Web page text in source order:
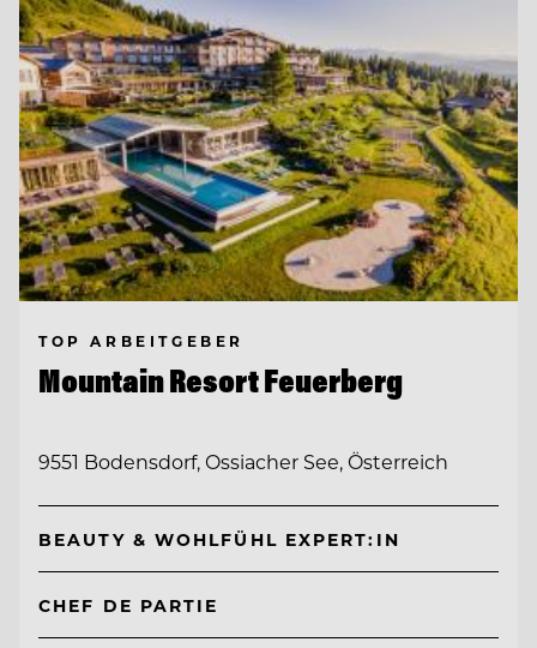
TOP ARBEITGEBER
Mountain Resort Feuerberg
9551 Bodensdorf, Ossiacher See, Österreich
BEAUTY & WOHLFÜHL EXPERT:IN
CHEF DE PARTIE